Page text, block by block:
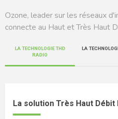
Ozone, leader sur les réseaux
connecte au Haut et Très Haut
LA TECHNOLOGIE THD
RADIO
LA
La solution Très Haut Débit